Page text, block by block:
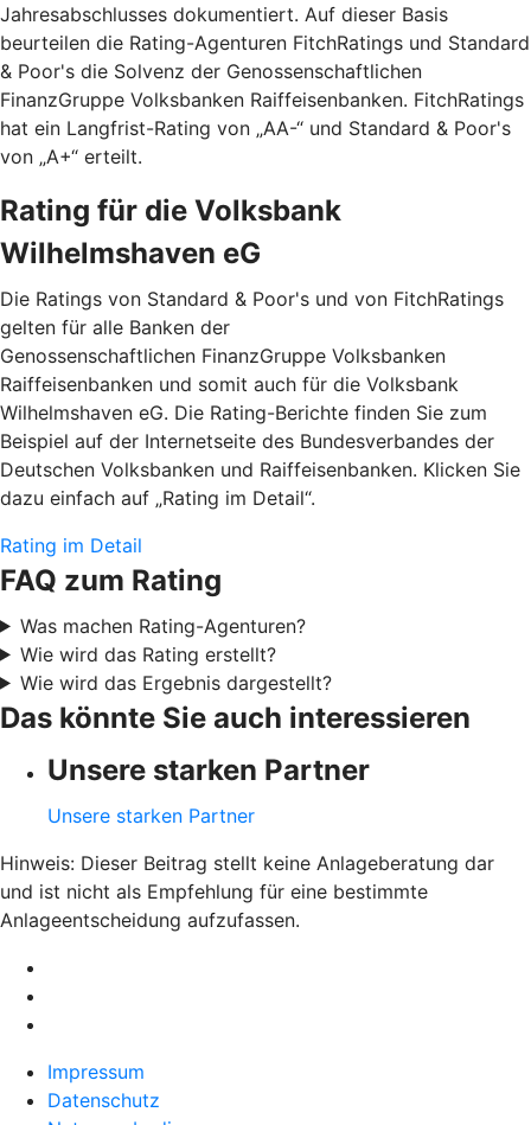
Jahresabschlusses dokumentiert. Auf dieser Basis
beurteilen die Rating-Agenturen FitchRatings und Standard
& Poor's die Solvenz der Genossenschaftlichen
FinanzGruppe Volksbanken Raiffeisenbanken. FitchRatings
hat ein Langfrist-Rating von „AA-“ und Standard & Poor's
von „A+“ erteilt.
Rating für die Volksbank
Wilhelmshaven eG
Die Ratings von Standard & Poor's und von FitchRatings
gelten für alle Banken der
Genossenschaftlichen FinanzGruppe Volksbanken
Raiffeisenbanken und somit auch für die Volksbank
Wilhelmshaven eG. Die Rating-Berichte finden Sie zum
Beispiel auf der Internetseite des Bundesverbandes der
Deutschen Volksbanken und Raiffeisenbanken. Klicken Sie
dazu einfach auf „Rating im Detail“.
Rating im Detail
FAQ zum Rating
Was machen Rating-Agenturen?
Wie wird das Rating erstellt?
Wie wird das Ergebnis dargestellt?
Das könnte Sie auch interessieren
Unsere starken Partner
Unsere starken Partner
Hinweis: Dieser Beitrag stellt keine Anlageberatung dar
und ist nicht als Empfehlung für eine bestimmte
Anlageentscheidung aufzufassen.
Impressum
Datenschutz